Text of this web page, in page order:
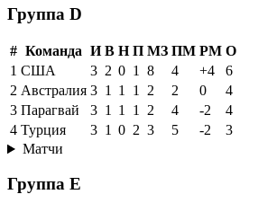
Группа D
# Команда И В Н П МЗ ПМ РМ О
1 США 3 2 0 1 8 4 +4
6
2 Австралия 3 1 1 1 2 2 0
4
3 Парагвай 3 1 1 1 2 4 -2
4
4 Турция 3 1 0 2 3 5 -2
3
Матчи
Группа E